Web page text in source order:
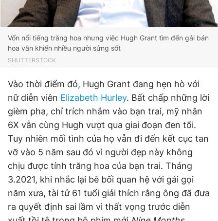
Vốn nổi tiếng trăng hoa nhưng việc Hugh Grant tìm đến gái bán
hoa vẫn khiến nhiều người sửng sốt
SHUTTERSTOCK
Vào thời điểm đó, Hugh Grant đang hẹn hò với
nữ diễn viên Elizabeth Hurley. Bất chấp những lời
gièm pha, chỉ trích nhắm vào bạn trai, mỹ nhân
6X vẫn cùng Hugh vượt qua giai đoạn đen tối.
Tuy nhiên mối tình của họ vẫn đi đến kết cục tan
vỡ vào 5 năm sau đó vì người đẹp này không
chịu được tính trăng hoa của bạn trai. Tháng
3.2021, khi nhắc lại bê bối quan hệ với gái gọi
năm xưa, tài tử 61 tuổi giải thích rằng ông đã đưa
ra quyết định sai lầm vì thất vọng trước diễn